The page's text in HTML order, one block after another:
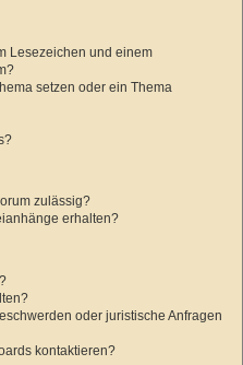
Lesezeichen und einem
setzen oder ein Thema
zulässig?
erhalten?
oder juristische Anfragen
kontaktieren?